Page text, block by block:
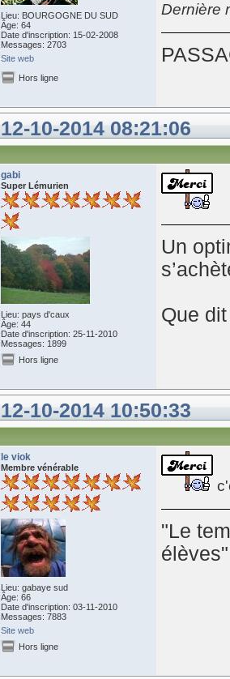
Lieu: BOURGOGNE DU SUD
Âge: 64
Date d'inscription: 15-02-2008
Messages: 2703
Site web
Dernière
Hors ligne
12-10-2014 08:21:06
gabi
Super Lémurien
Lieu: pays d'caux
Âge: 44
Date d'inscription: 25-11-2010
Messages: 1899
Un
Que
Hors ligne
12-10-2014 10:50:33
le viok
Membre vénérable
Lieu: gabaye sud
Âge: 66
Date d'inscription: 03-11-2010
Messages: 7883
Site web
"Le
Hors ligne